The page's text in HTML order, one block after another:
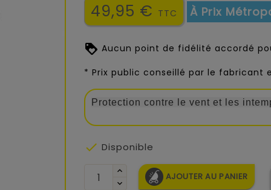
49,95 € TTC À Prix
Aucun point de fidélité accordé
* Prix public conseillé par le fabricant
Protection contre le vent et les
 Disponible
AJOUTER AU PANIER